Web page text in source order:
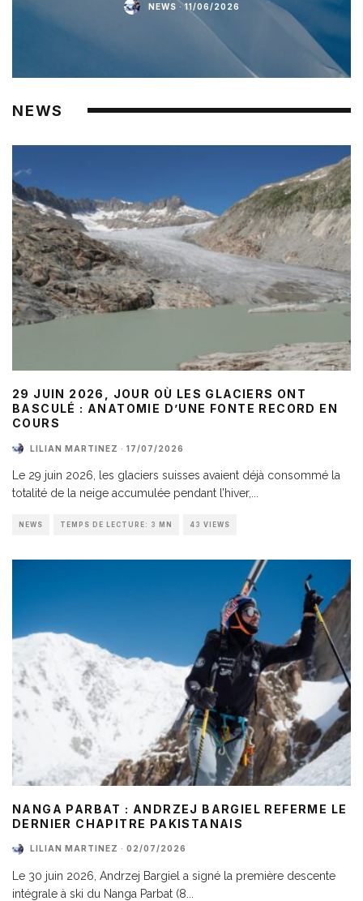
NEWS · 11/06/2026
NEWS
29 JUIN 2026, JOUR OÙ LES GLACIERS ONT
BASCULÉ : ANATOMIE D’UNE FONTE RECORD EN
COURS
LILIAN MARTINEZ · 17/07/2026
Le 29 juin 2026, les glaciers suisses avaient déjà consommé la
totalité de la neige accumulée pendant l’hiver,
NEWS TEMPS DE LECTURE: 3 MN 43 VIEWS
NANGA PARBAT : ANDRZEJ BARGIEL REFERME LE
DERNIER CHAPITRE PAKISTANAIS
LILIAN MARTINEZ · 02/07/2026
Le 30 juin 2026, Andrzej Bargiel a signé la première descente
intégrale à ski du Nanga Parbat (8